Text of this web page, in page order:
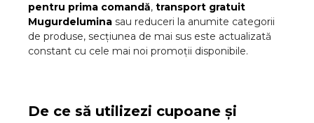
pentru prima comandă, transport gratuit
Mugurdelumina sau reduceri la anumite categorii
de produse, secțiunea de mai sus este actualizată
constant cu cele mai noi promoții disponibile.
De ce să utilizezi cupoane și